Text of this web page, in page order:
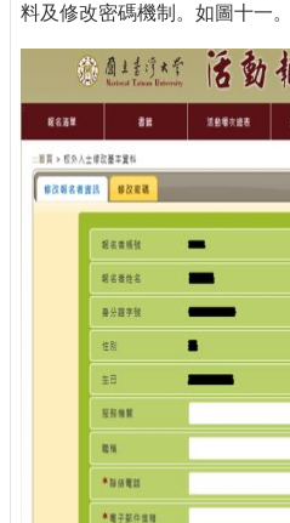
料及修改密碼機制。如圖十一。